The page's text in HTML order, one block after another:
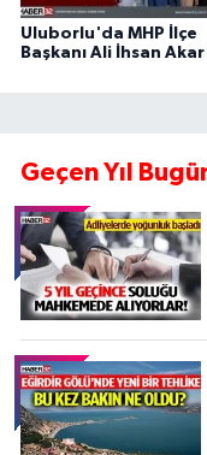
Uluborlu'da MHP İlçe
Başkanı Ali İhsan
Geçen Yıl